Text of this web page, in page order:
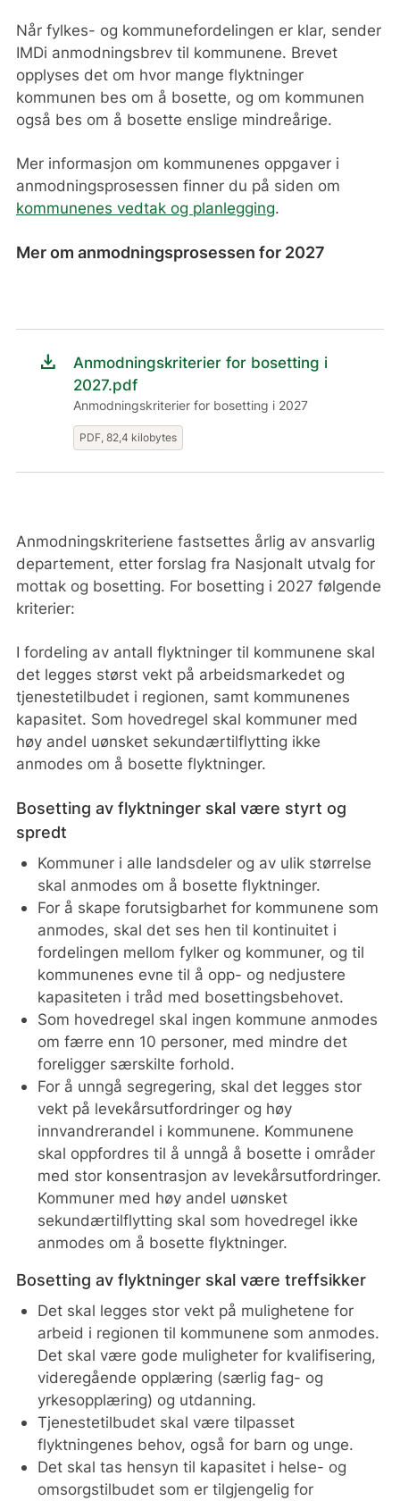
Når fylkes- og kommunefordelingen er klar, sender
IMDi anmodningsbrev til kommunene. Brevet
opplyses det om hvor mange flyktninger
kommunen bes om å bosette, og om kommunen
også bes om å bosette enslige mindreårige.
Mer informasjon om kommunenes oppgaver i
anmodningsprosessen finner du på siden om
kommunenes vedtak og planlegging.
Mer om anmodningsprosessen for 2027
download
Anmodningskriterier for bosetting i
2027.pdf
Anmodningskriterier for bosetting i 2027
PDF, 82,4 kilobytes
Anmodningskriteriene fastsettes årlig av ansvarlig
departement, etter forslag fra Nasjonalt utvalg for
mottak og bosetting. For bosetting i 2027 følgende
kriterier:
I fordeling av antall flyktninger til kommunene skal
det legges størst vekt på arbeidsmarkedet og
tjenestetilbudet i regionen, samt kommunenes
kapasitet. Som hovedregel skal kommuner med
høy andel uønsket sekundærtilflytting ikke
anmodes om å bosette flyktninger.
Bosetting av flyktninger skal være styrt og
spredt
Kommuner i alle landsdeler og av ulik størrelse
skal anmodes om å bosette flyktninger.
For å skape forutsigbarhet for kommunene som
anmodes, skal det ses hen til kontinuitet i
fordelingen mellom fylker og kommuner, og til
kommunenes evne til å opp- og nedjustere
kapasiteten i tråd med bosettingsbehovet.
Som hovedregel skal ingen kommune anmodes
om færre enn 10 personer, med mindre det
foreligger særskilte forhold.
For å unngå segregering, skal det legges stor
vekt på levekårsutfordringer og høy
innvandrerandel i kommunene. Kommunene
skal oppfordres til å unngå å bosette i områder
med stor konsentrasjon av levekårsutfordringer.
Kommuner med høy andel uønsket
sekundærtilflytting skal som hovedregel ikke
anmodes om å bosette flyktninger.
Bosetting av flyktninger skal være treffsikker
Det skal legges stor vekt på mulighetene for
arbeid i regionen til kommunene som anmodes.
Det skal være gode muligheter for kvalifisering,
videregående opplæring (særlig fag- og
yrkesopplæring) og utdanning.
Tjenestetilbudet skal være tilpasset
flyktningenes behov, også for barn og unge.
Det skal tas hensyn til kapasitet i helse- og
omsorgstilbudet som er tilgjengelig for